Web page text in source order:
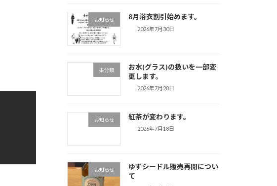
お知らせ 8月浴衣割引始めます。
2026年7月30日
未分類
お水(グラス)の扱いを一部変
更します。
2026年7月28日
お知らせ 紅茶が変わります。
2026年7月18日
お知らせ
ゆずシードル販売再開につい
て